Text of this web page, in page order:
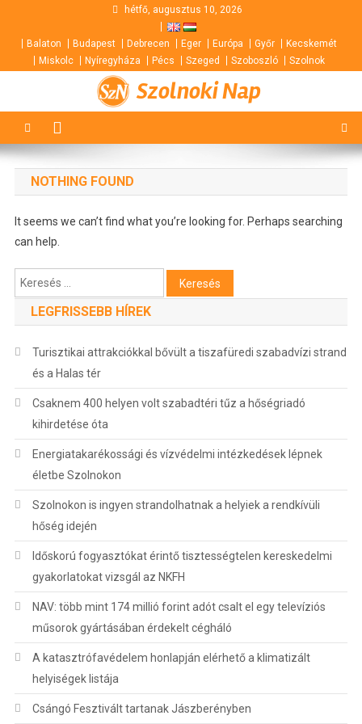
content
hétfő, augusztus 10, 2026
Balaton Budapest Debrecen Eger Európa Győr
Kecskemét
Miskolc
Nyíregyháza Pécs Szeged Szoboszló Szolnok
Szolnoki Nap
NOTHING FOUND
It seems we can’t find what you’re looking for. Perhaps searching
can help.
Keresés:
LEGFRISSEBB HÍREK
Turisztikai attrakciókkal bővült a tiszafüredi szabadvízi strand
és a Halas tér
Csaknem 400 helyen volt szabadtéri tűz a hőségriadó
kihirdetése óta
Energiatakarékossági és vízvédelmi intézkedések lépnek
életbe Szolnokon
Szolnokon is ingyen strandolhatnak a helyiek a rendkívüli
hőség idején
Időskorú fogyasztókat érintő tisztességtelen kereskedelmi
gyakorlatokat vizsgál az NKFH
NAV: több mint 174 millió forint adót csalt el egy televíziós
műsorok gyártásában érdekelt cégháló
A katasztrófavédelem honlapján elérhető a klimatizált
helyiségek listája
Csángó Fesztivált tartanak Jászberényben